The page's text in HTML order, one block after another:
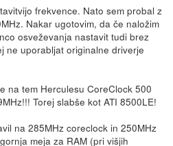
frekvence. Nato sem probal z
Nakar ugotovim, da če naložim
osveževanja nastavit tudi brez
ne uporabljat originalne driverje
na tem Herculesu CoreClock 500
Torej slabše kot ATI 8500LE!
na 285MHz coreclock in 250MHz
meja za RAM (pri višjih